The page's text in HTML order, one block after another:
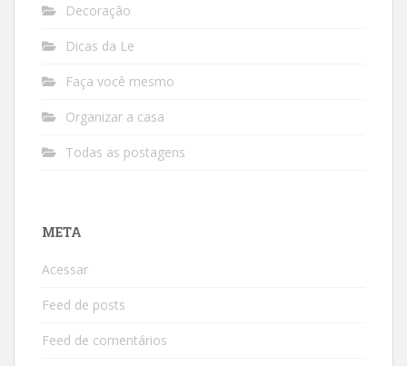
Decoração
Dicas da Le
Faça você mesmo
Organizar a casa
Todas as postagens
META
Acessar
Feed de posts
Feed de comentários